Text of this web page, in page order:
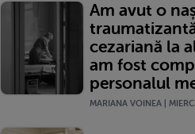
Am avut o
cezariană la
am fost
personalul
MARIANA VOINEA |